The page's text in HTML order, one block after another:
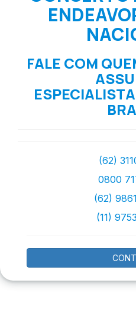
FALE COM
(62)
0800
(62)
(11)